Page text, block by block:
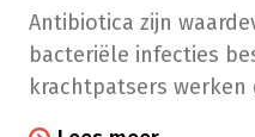
Antibiotica zijn
bacteriële infecties
krachtpatsers werken dus niet tegen virussen